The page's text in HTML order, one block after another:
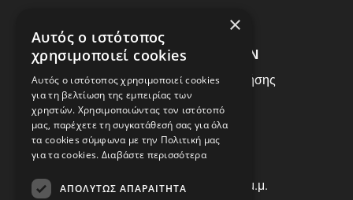
ΕΞΥΠΗΡΕΤΗΣΗ ΠΕΛΑΤΩΝ
Πολιτική Δεδομένων - Όροι Χρήσης
Πολιτική Επιστροφών
Όροι Χρήσης
ΩΡΑΡΙΟ ΛΕΙΤΟΥΡΓΙΑΣ
Δ | Τ | Τ | Π: 8:00 π.μ. - 18:00 μ.μ.
×
Αυτός ο ιστότοπος
χρησιμοποιεί cookies
Αυτός ο ιστότοπος χρησιμοποιεί cookies
για τη βελτίωση της εμπειρίας των
χρηστών. Χρησιμοποιώντας τον ιστότοπό
μας, παρέχετε τη συγκατάθεσή σας για όλα
τα cookies σύμφωνα με την Πολιτική μας
για τα cookies. Διαβάστε περισσότερα
ΑΠΟΛΎΤΩΣ ΑΠΑΡΑΊΤΗΤΑ